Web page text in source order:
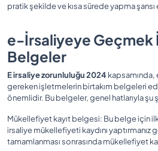
pratik şekilde ve kısa sürede yapma
e-İrsaliyeye Geçmek
Belgeler
E irsaliye zorunluluğu 2024
gereken işletmelerin birtakım belgeleri
önemlidir. Bu belgeler, genel hatlarıyla şu
Mükellefiyet kayıt belgesi: Bu belge için
irsaliye mükellefiyeti kaydını yaptırmanız
tamamlanması sonrasında mükellefiyet